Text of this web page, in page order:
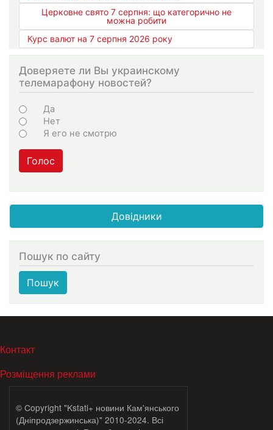
Церковне свято 7 серпня: що категорично не
можна робити
Курс валют на 7 серпня 2026 року
Доверяете ли Вы украинскому
телемарафону новостей?
Choices
Да
Нет
Я его не смотрю
Голос
Довідники
Пошук по сайту
Пошук
МЕНЮ В ПОДВАЛЕ
Контакт
Розміщення реклами
© Copyright "Kstati+ новини Кам'янського
(Дніпродзержинська)" 2010-2024. Всі